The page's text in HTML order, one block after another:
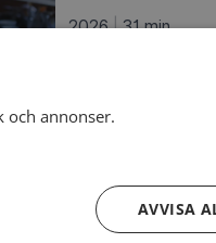
2026
31 min
Prisbelönt biofilm
Ola Magnell
och annonser.
AVVISA